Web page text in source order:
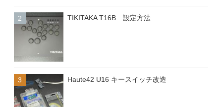
TIKITAKA T16B 設定方法
Haute42 U16 キースイッチ改造